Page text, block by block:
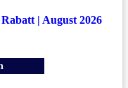
| August 2026